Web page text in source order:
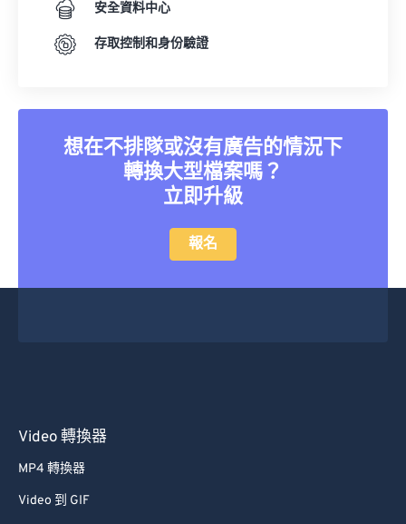
安全資料中心
存取控制和身份驗證
想在不排隊或沒有廣告的情況下
轉換大型檔案嗎？
立即升級
報名
Video 轉換器
MP4 轉換器
Video 到 GIF